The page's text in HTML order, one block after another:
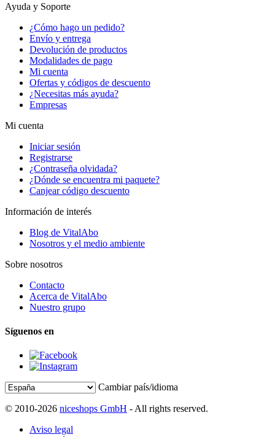
Ayuda y Soporte
¿Cómo hago un pedido?
Envío y entrega
Devolución de productos
Modalidades de pago
Mi cuenta
Ofertas y códigos de descuento
¿Necesitas más ayuda?
Empresas
Mi cuenta
Iniciar sesión
Registrarse
¿Contraseña olvidada?
¿Dónde se encuentra mi paquete?
Canjear código descuento
Información de interés
Blog de VitalAbo
Nosotros y el medio ambiente
Sobre nosotros
Contacto
Acerca de VitalAbo
Nuestro grupo
Síguenos en
Cambiar país/idioma
© 2010-2026 niceshops GmbH - All rights reserved.
Aviso legal